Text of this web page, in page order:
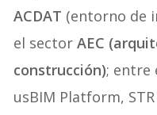
ACDAT (entorno de
el sectorAEC
construcción); entre
usBIM Platform,